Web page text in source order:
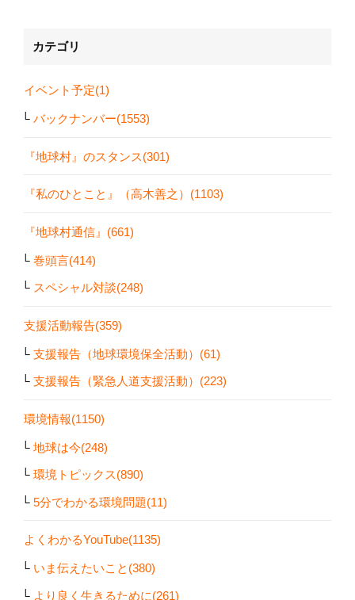
カテゴリ
イベント予定(1)
バックナンバー(1553)
『地球村』のスタンス(301)
『私のひとこと』（高木善之）(1103)
『地球村通信』(661)
巻頭言(414)
スペシャル対談(248)
支援活動報告(359)
支援報告（地球環境保全活動）(61)
支援報告（緊急人道支援活動）(223)
環境情報(1150)
地球は今(248)
環境トピックス(890)
5分でわかる環境問題(11)
よくわかるYouTube(1135)
いま伝えたいこと(380)
より良く生きるために(261)